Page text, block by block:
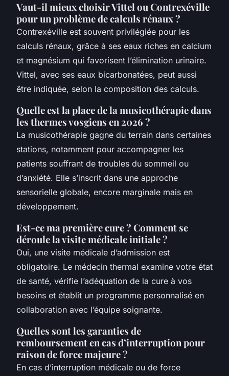
Vaut-il mieux choisir Vittel ou Contrexéville
pour un problème de calculs rénaux ?
Contrexéville est souvent privilégiée pour les
calculs rénaux, grâce à ses eaux riches en calcium
et magnésium qui favorisent l’élimination urinaire.
Vittel, avec ses eaux bicarbonatées, peut aussi
être indiquée, selon la composition des calculs.
Quelle est la place de la musicothérapie dans
les thermes vosgiens en 2026 ?
La musicothérapie gagne du terrain dans certaines
stations, notamment pour accompagner les
patients souffrant de troubles du sommeil ou
d’anxiété. Elle s’inscrit dans une approche
sensorielle globale, encore marginale mais en
développement.
Est-ce ma première cure ? Comment se
déroule la visite médicale initiale ?
Oui, une visite médicale d’admission est
obligatoire. Le médecin thermal examine votre état
de santé, vérifie l’adéquation de la cure à vos
besoins et établit un programme personnalisé en
collaboration avec l’équipe soignante.
Quelles sont les garanties de
remboursement en cas d’interruption pour
raison de force majeure ?
En cas d’interruption médicale ou de force